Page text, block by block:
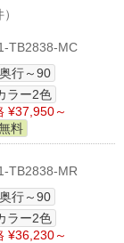
TB2838-MC
行～90
ラー2色
¥37,950～
料
TB2838-MR
行～90
ラー2色
¥36,230～